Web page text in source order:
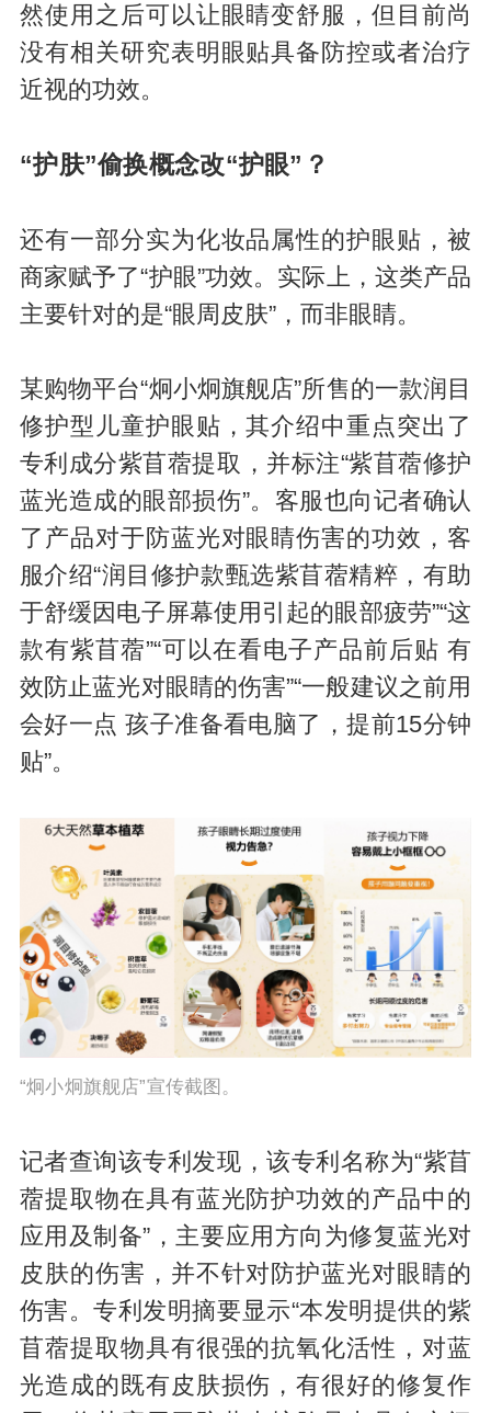
然使用之后可以让眼睛变舒服，但目前尚
没有相关研究表明眼贴具备防控或者治疗
近视的功效。
“护肤”偷换概念改“护眼”？
还有一部分实为化妆品属性的护眼贴，被
商家赋予了“护眼”功效。实际上，这类产品
主要针对的是“眼周皮肤”，而非眼睛。
某购物平台“炯小炯旗舰店”所售的一款润目
修护型儿童护眼贴，其介绍中重点突出了
专利成分紫苜蓿提取，并标注“紫苜蓿修护
蓝光造成的眼部损伤”。客服也向记者确认
了产品对于防蓝光对眼睛伤害的功效，客
服介绍“润目修护款甄选紫苜蓿精粹，有助
于舒缓因电子屏幕使用引起的眼部疲劳”“这
款有紫苜蓿”“可以在看电子产品前后贴 有
效防止蓝光对眼睛的伤害”“一般建议之前用
会好一点 孩子准备看电脑了，提前15分钟
贴”。
“炯小炯旗舰店”宣传截图。
记者查询该专利发现，该专利名称为“紫苜
蓿提取物在具有蓝光防护功效的产品中的
应用及制备”，主要应用方向为修复蓝光对
皮肤的伤害，并不针对防护蓝光对眼睛的
伤害。专利发明摘要显示“本发明提供的紫
苜蓿提取物具有很强的抗氧化活性，对蓝
光造成的既有皮肤损伤，有很好的修复作